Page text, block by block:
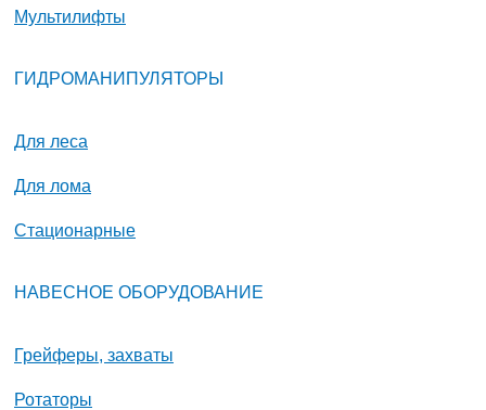
Мультилифты
ГИДРОМАНИПУЛЯТОРЫ
Для леса
Для лома
Стационарные
НАВЕСНОЕ ОБОРУДОВАНИЕ
Грейферы, захваты
Ротаторы